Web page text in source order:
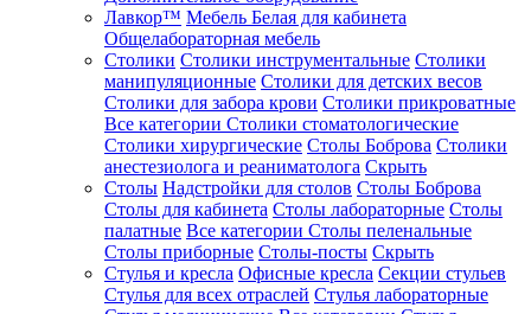
Лавкор™ Мебель Белая для кабинета
Общелабораторная мебель
Столики Столики инструментальные Столики
манипуляционные Столики для детских весов
Столики для забора крови Столики прикроватные
Все категории Столики стоматологические
Столики хирургические Столы Боброва Столики
анестезиолога и реаниматолога Скрыть
Столы Надстройки для столов Столы Боброва
Столы для кабинета Столы лабораторные Столы
палатные Все категории Столы пеленальные
Столы приборные Столы-посты Скрыть
Стулья и кресла Офисные кресла Секции стульев
Стулья для всех отраслей Стулья лабораторные